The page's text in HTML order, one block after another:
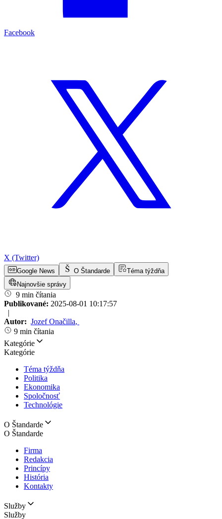
Facebook
X (Twitter)
Google News O Štandarde
Téma týždňa
Najnovšie správy
9 min čítania
Publikované: 2025-08-01 10:17:57
|
Autor: Jozef Onačilla,
9 min čítania
Kategórie
Kategórie
Téma týždňa
Politika
Ekonomika
Spoločnosť
Technológie
O Štandarde
O Štandarde
Firma
Redakcia
Princípy
História
Kontakty
Služby
Služby